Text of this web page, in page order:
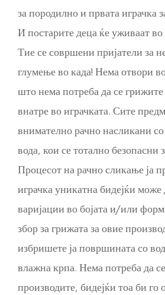
за породилно и првата играчка
И постарите деца ќе уживаат
Тие се совршени пријатели за
глумење во када! Нема отвори
што нема потреба да се
внатре во играчката. Сите
внимателно рачно насликани
вода, кои се тотално безопасни
Процесот на рачно сликање ја
играчка уникатна бидејќи
варијации во бојата и/или
збор за грижата за овие
избришете ја површината со
влажна крпа. Нема потреба да
производите, бидејќи тоа би го